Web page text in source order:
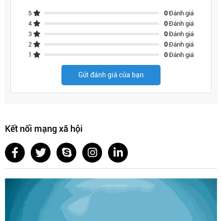
5 0Đánh giá
4
0Đánh giá
3
0Đánh giá
2
0Đánh giá
1
0Đánh giá
Gửi đánh giá của bạn
Kết nối mạng xã hội